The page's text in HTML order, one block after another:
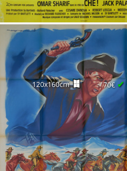
120x160cm 70€✔